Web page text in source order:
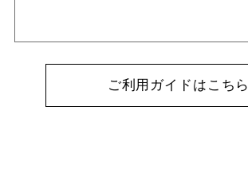
ご利用ガイドはこちら